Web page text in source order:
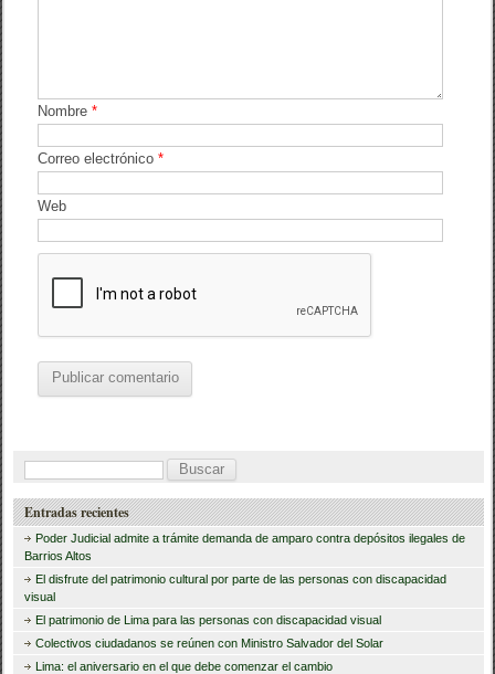
Nombre*
Correo electrónico*
Web
B
u
s
c
a
r
:
Entradas recientes
Poder Judicial admite a trámite demanda de amparo contra depósitos ilegales de
Barrios Altos
El disfrute del patrimonio cultural por parte de las personas con discapacidad
visual
El patrimonio de Lima para las personas con discapacidad visual
Colectivos ciudadanos se reúnen con Ministro Salvador del Solar
Lima: el aniversario en el que debe comenzar el cambio